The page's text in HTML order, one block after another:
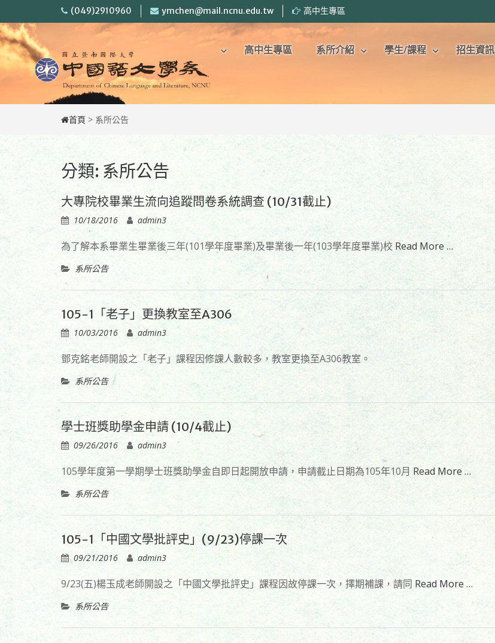
content
(049)2910960 ymchen@mail.ncnu.edu.tw 高中生專區
回
高中生專區 系所介紹 學生/課程 招生資訊
首頁 > 系所公告
分類: 系所公告
大專院校畢業生流向追蹤問卷系統調查 (10/31截止)
10/18/2016 admin3
為了解本系畢業生畢業後三年(101學年度畢業)及畢業後一年(103學年度畢業)校 Read More …
系所公告
105-1「老子」更換教室至A306
10/03/2016 admin3
鄧克銘老師開設之「老子」課程因修課人數較多，教室更換至A306教室。
系所公告
學士班獎助學金申請 (10/4截止)
09/26/2016 admin3
105學年度第一學期學士班獎助學金自即日起開放申請，申請截止日期為105年10月 Read More …
系所公告
105-1「中國文學批評史」(9/23)停課一次
09/21/2016 admin3
9/23(五)楊玉成老師開設之「中國文學批評史」課程因故停課一次，擇期補課，請同 Read More …
系所公告